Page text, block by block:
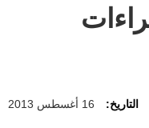
التاريخ: 16 أغسطس 2013